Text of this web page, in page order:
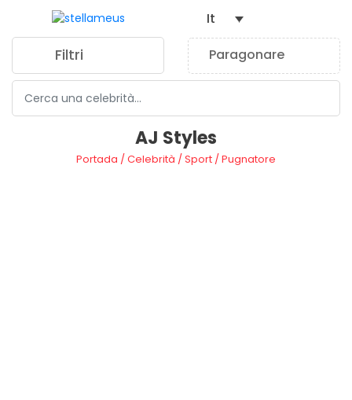
Filtri Paragonare
It
AJ Styles
Portada /Celebrità /Sport /Pugnatore